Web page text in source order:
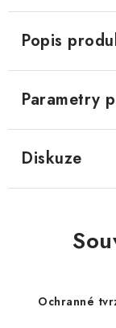
Popis
Parametry
Diskuze
Ochranné